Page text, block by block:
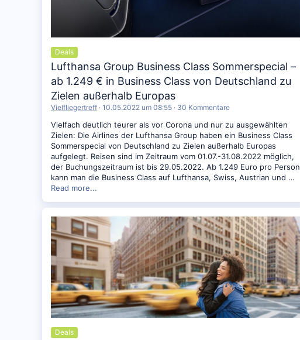
Deals
Lufthansa Group Business Class Sommerspecial –
ab 1.249 € in Business Class von Deutschland zu
Zielen außerhalb Europas
Vielfliegertreff 10.05.2022 um 08:55 30 Kommentare
Vielfach deutlich teurer als vor Corona und nur zu ausgewählten
Zielen: Die Airlines der Lufthansa Group haben ein Business Class
Sommerspecial von Deutschland zu Zielen außerhalb Europas
aufgelegt. Reisen sind im Zeitraum vom 01.07.-31.08.2022 möglich,
der Buchungszeitraum ist bis 29.05.2022. Ab 1.249 Euro pro Person
kann man die Business Class auf Lufthansa, Swiss, Austrian und …
Read more...
Deals